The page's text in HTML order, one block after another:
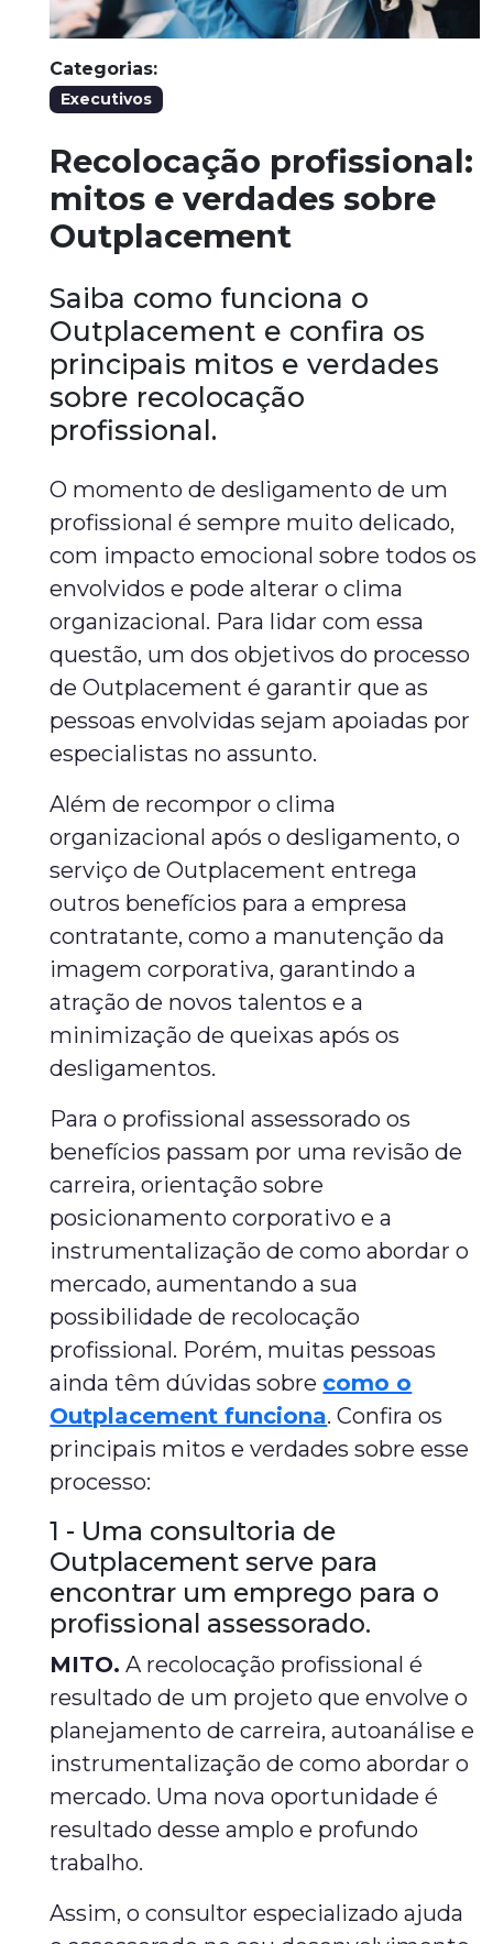
Categorias:
Executivos
Recolocação profissional:
mitos e verdades sobre
Outplacement
Saiba como funciona o
Outplacement e confira os
principais mitos e verdades
sobre recolocação
profissional.
O momento de desligamento de um
profissional é sempre muito delicado,
com impacto emocional sobre todos os
envolvidos e pode alterar o clima
organizacional. Para lidar com essa
questão, um dos objetivos do processo
de Outplacement é garantir que as
pessoas envolvidas sejam apoiadas por
especialistas no assunto.
Além de recompor o clima
organizacional após o desligamento, o
serviço de Outplacement entrega
outros benefícios para a empresa
contratante, como a manutenção da
imagem corporativa, garantindo a
atração de novos talentos e a
minimização de queixas após os
desligamentos.
Para o profissional assessorado os
benefícios passam por uma revisão de
carreira, orientação sobre
posicionamento corporativo e a
instrumentalização de como abordar o
mercado, aumentando a sua
possibilidade de recolocação
profissional. Porém, muitas pessoas
ainda têm dúvidas sobre como o
Outplacement funciona. Confira os
principais mitos e verdades sobre esse
processo:
1 - Uma consultoria de
Outplacement serve para
encontrar um emprego para o
profissional assessorado.
MITO. A recolocação profissional é
resultado de um projeto que envolve o
planejamento de carreira, autoanálise e
instrumentalização de como abordar o
mercado. Uma nova oportunidade é
resultado desse amplo e profundo
trabalho.
Assim, o consultor especializado ajuda